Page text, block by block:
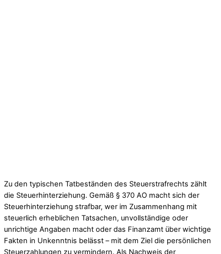
Zu den typischen Tatbeständen des Steuerstrafrechts zählt
die Steuerhinterziehung. Gemäß § 370 AO macht sich der
Steuerhinterziehung strafbar, wer im Zusammenhang mit
steuerlich erheblichen Tatsachen, unvollständige oder
unrichtige Angaben macht oder das Finanzamt über wichtige
Fakten in Unkenntnis belässt – mit dem Ziel die persönlichen
Steuerzahlungen zu vermindern. Als Nachweis der